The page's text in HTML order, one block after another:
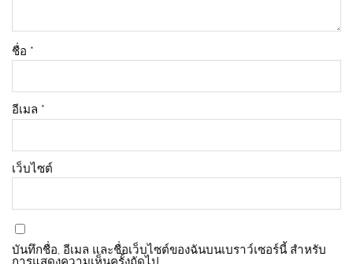
ชื่อ *
อีเมล *
เว็บไซต์
บันทึกชื่อ, อีเมล และชื่อเว็บไซต์ของฉันบนเบราว์เซอร์นี้ สำหรับ